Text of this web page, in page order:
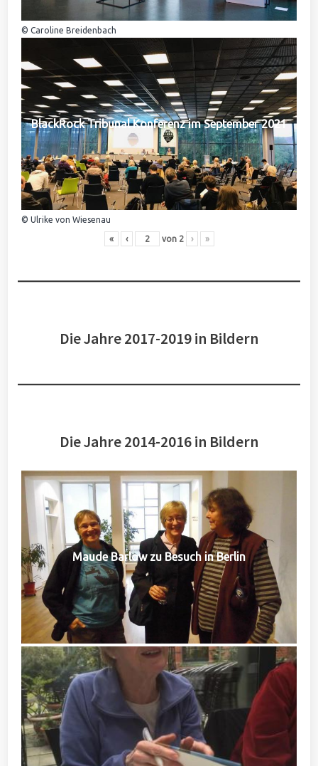
© Caroline Breidenbach
BlackRock Tribunal Konferenz im September 2021
© Ulrike von Wiesenau
« ‹ von 2 › »
Die Jahre 2017-2019 in Bildern
Die Jahre 2014-2016 in Bildern
Maude Barlow zu Besuch in Berlin